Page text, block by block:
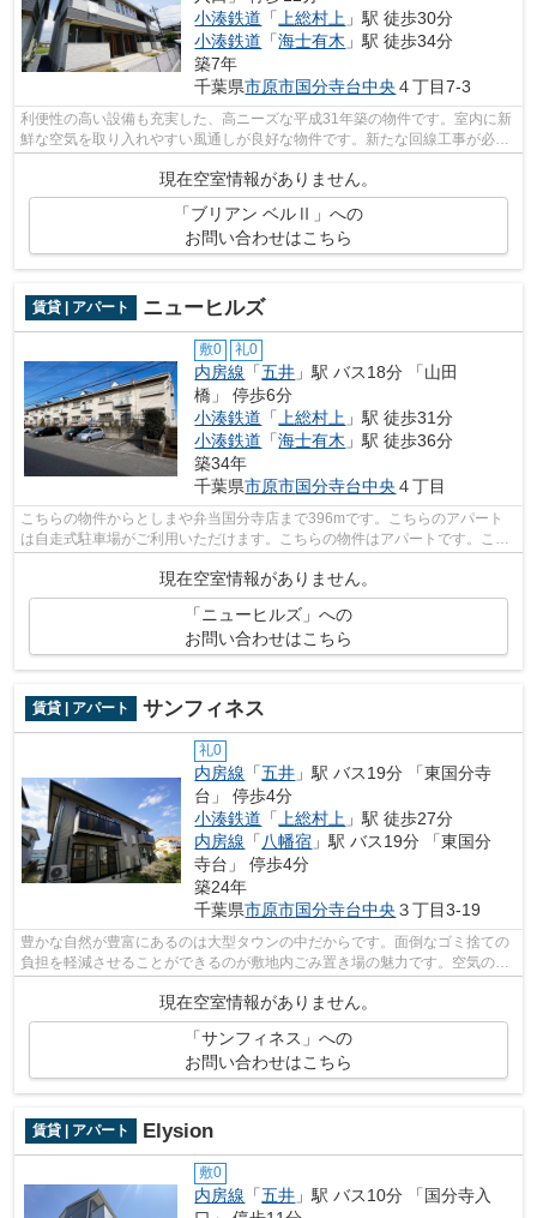
小湊鉄道 「 上総村上 」駅 徒歩30分
小湊鉄道 「海士有木 」駅 徒歩34分
築7年
千葉県市原市国分寺台中央 ４丁目7-3
利便性の高い設備も充実した、高ニーズな平成31年築の物件です。室内に新
鮮な空気を取り入れやすい風通しが良好な物件です。新たな回線工事が必要
ない、経済的なネット回線工事済み物...
現在空室情報がありません。
「ブリアン ベルⅡ」への
お問い合わせはこちら
賃貸 | アパート ニューヒルズ
敷0 礼0
内房線 「五井 」駅 バス18分 「山田
橋」 停歩6分
小湊鉄道 「上総村上 」駅 徒歩31分
小湊鉄道 「海士有木 」駅 徒歩36分
築34年
千葉県市原市国分寺台中央 ４丁目
こちらの物件からとしまや弁当国分寺店まで396mです。こちらのアパート
は自走式駐車場がご利用いただけます。こちらの物件はアパートです。こだ
現在空室情報がありません。
「ニューヒルズ」への
お問い合わせはこちら
賃貸 | アパート サンフィネス
礼0
内房線 「五井 」駅 バス19分 「東国分寺
台」 停歩4分
小湊鉄道 「 上総村上 」駅 徒歩27分
内房線 「 八幡宿 」駅 バス19分 「東国分
寺台」 停歩4分
築24年
千葉県市原市国分寺台中央 ３丁目3-19
豊かな自然が豊富にあるのは大型タウンの中だからです。面倒なゴミ捨ての
負担を軽減させることができるのが敷地内ごみ置き場の魅力です。空気の入
れ替えも簡単におこなえる通風良好の...
現在空室情報がありません。
「サンフィネス」への
お問い合わせはこちら
賃貸 | アパート Elysion
敷0
内房線 「五井 」駅 バス10分 「国分寺入